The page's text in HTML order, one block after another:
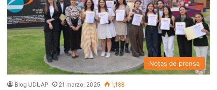
Notas de prensa
Blog UDLAP 21 marzo, 2025 1,188